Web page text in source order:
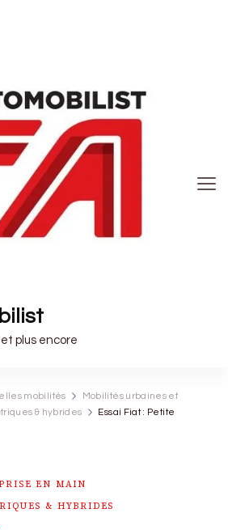
plus encore
mobilités
Mobilités urbaines et
& hybrides
Essai Fiat : Petite
EN MAIN
& HYBRIDES